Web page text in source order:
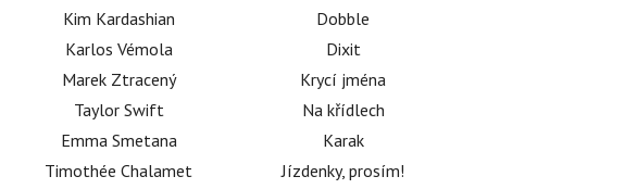
Kim Kardashian
Karlos Vémola
Marek Ztracený
Taylor Swift
Emma Smetana
Timothée Chalamet
Dobble
Dixit
Krycí jména
Na křídlech
Karak
Jízdenky, prosím!